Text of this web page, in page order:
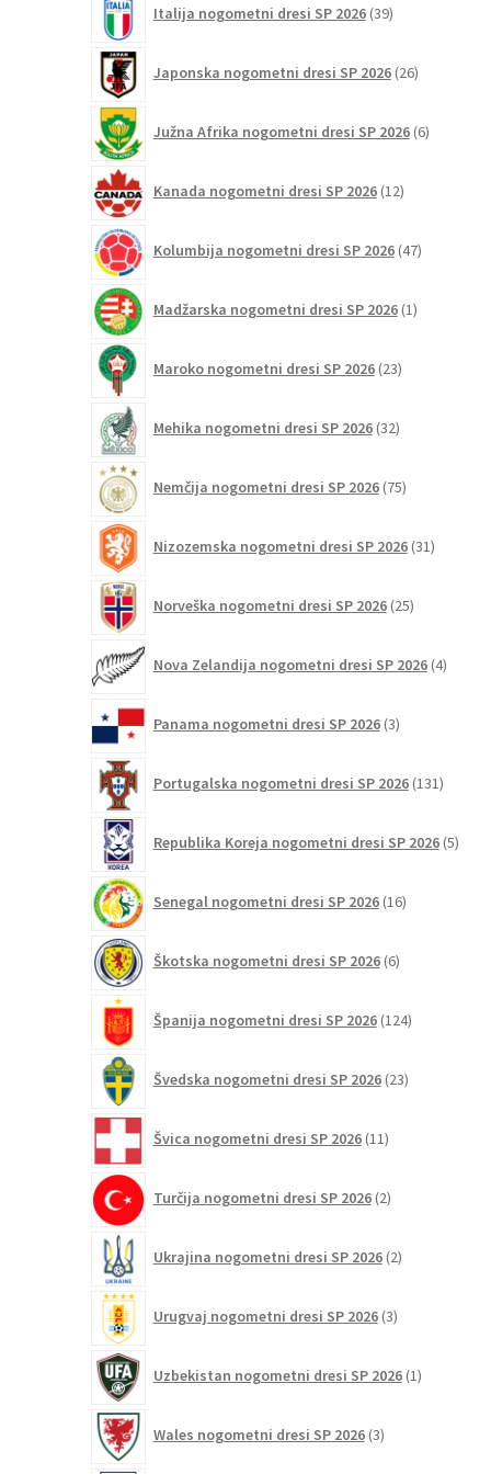
Italija nogometni dresi SP 2026 39izdelkov
Japonska nogometni dresi SP 2026 26izdelkov
Južna Afrika nogometni dresi SP 2026 6izdelkov
Kanada nogometni dresi SP 2026 12izdelkov
Kolumbija nogometni dresi SP 2026 47izdelkov
Madžarska nogometni dresi SP 2026 1izdelek
Maroko nogometni dresi SP 2026 23izdelkov
Mehika nogometni dresi SP 2026 32izdelkov
Nemčija nogometni dresi SP 2026 75izdelkov
Nizozemska nogometni dresi SP 2026 31izdelkov
Norveška nogometni dresi SP 2026 25izdelkov
Nova Zelandija nogometni dresi SP 2026 4izdelki
Panama nogometni dresi SP 2026 3izdelki
Portugalska nogometni dresi SP 2026 131
Republika Koreja nogometni dresi SP 2026 5
Senegal nogometni dresi SP 2026 16izdelkov
Škotska nogometni dresi SP 2026 6izdelkov
Španija nogometni dresi SP 2026 124izdelkov
Švedska nogometni dresi SP 2026 23izdelkov
Švica nogometni dresi SP 2026 11izdelkov
Turčija nogometni dresi SP 2026 2izdelka
Ukrajina nogometni dresi SP 2026 2izdelka
Urugvaj nogometni dresi SP 2026 3izdelki
Uzbekistan nogometni dresi SP 2026 1izdelek
Wales nogometni dresi SP 2026 3izdelki